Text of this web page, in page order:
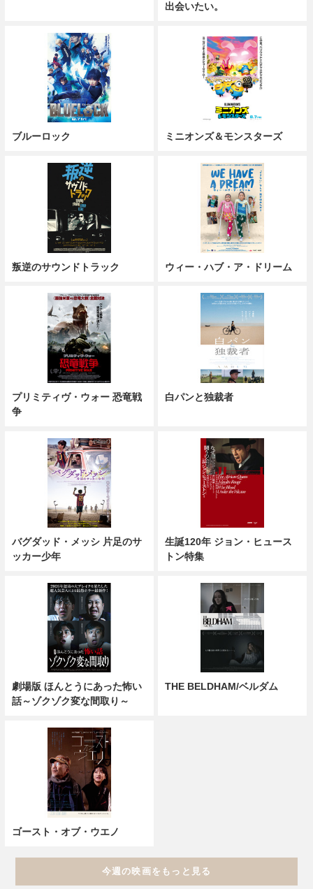
出会いたい。
ブルーロック ミニオンズ＆モンスターズ
叛逆のサウンドトラック ウィー・ハブ・ア・ドリーム
プリミティヴ・ウォー 恐竜戦
争
白パンと独裁者
バグダッド・メッシ 片足のサ
ッカー少年
生誕120年 ジョン・ヒュース
トン特集
劇場版 ほんとうにあった怖い
話～ゾクゾク変な間取り～
THE BELDHAM/ベルダム
ゴースト・オブ・ウエノ
今週の映画をもっと見る